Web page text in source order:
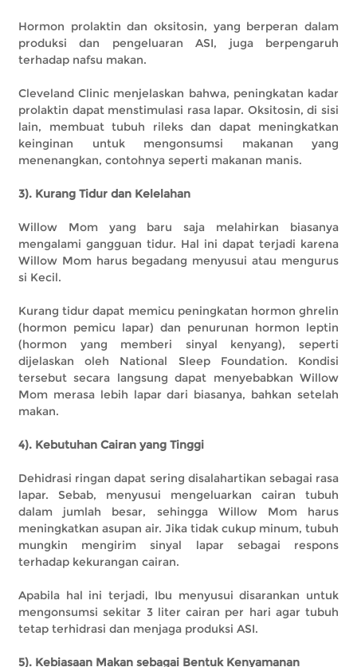
Hormon prolaktin dan oksitosin, yang berperan dalam
produksi dan pengeluaran ASI, juga berpengaruh
terhadap nafsu makan.
Cleveland Clinic menjelaskan bahwa, peningkatan kadar
prolaktin dapat menstimulasi rasa lapar. Oksitosin, di sisi
lain, membuat tubuh rileks dan dapat meningkatkan
keinginan untuk mengonsumsi makanan yang
menenangkan, contohnya seperti makanan manis.
3). Kurang Tidur dan Kelelahan
Willow Mom yang baru saja melahirkan biasanya
mengalami gangguan tidur. Hal ini dapat terjadi karena
Willow Mom harus begadang menyusui atau mengurus
si Kecil.
Kurang tidur dapat memicu peningkatan hormon ghrelin
(hormon pemicu lapar) dan penurunan hormon leptin
(hormon yang memberi sinyal kenyang), seperti
dijelaskan oleh National Sleep Foundation. Kondisi
tersebut secara langsung dapat menyebabkan Willow
Mom merasa lebih lapar dari biasanya, bahkan setelah
makan.
4). Kebutuhan Cairan yang Tinggi
Dehidrasi ringan dapat sering disalahartikan sebagai rasa
lapar. Sebab, menyusui mengeluarkan cairan tubuh
dalam jumlah besar, sehingga Willow Mom harus
meningkatkan asupan air. Jika tidak cukup minum, tubuh
mungkin mengirim sinyal lapar sebagai respons
terhadap kekurangan cairan.
Apabila hal ini terjadi, Ibu menyusui disarankan untuk
mengonsumsi sekitar 3 liter cairan per hari agar tubuh
tetap terhidrasi dan menjaga produksi ASI.
5). Kebiasaan Makan sebagai Bentuk Kenyamanan